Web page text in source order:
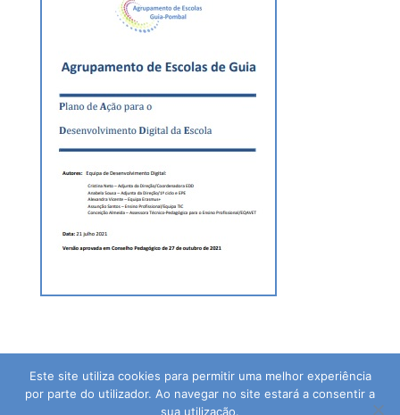
Este site utiliza cookies para permitir uma melhor experiência
por parte do utilizador. Ao navegar no site estará a consentir a
sua utilização.